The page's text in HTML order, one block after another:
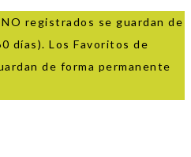
registrados se guardan de
días). Los Favoritos de
de forma permanente